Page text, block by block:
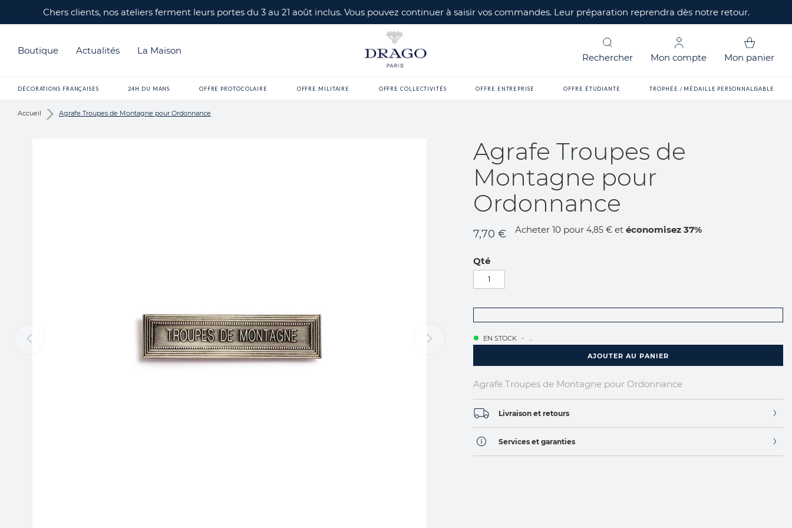
Chers clients, nos ateliers ferment leurs portes du 3 au 21 août inclus. Vous pouvez continuer à saisir vos commandes. Leur préparation reprendra dès notre retour.
Boutique
DÉCORATIONS FRANÇAISES 24H DU MANS OFFRE PROTOCOLAIRE OFFRE MILITAIRE OFFRE COLLECTIVITÉS OFFRE ENTREPRISE OFFRE ÉTUDIANTE TROPHÉE / MÉDAILLE PERSONNALISABLE
Actualités La Maison
Rechercher Mon compte Mon panier
Accueil Agrafe Troupes de Montagne pour Ordonnance
Agrafe Troupes de
Montagne pour
Ordonnance
7,70 € Acheter 10 pour4,85 € etéconomisez 37%
Qté
EN STOCK
AJOUTER AU PANIER
Agrafe Troupes de Montagne pour Ordonnance
Livraison et retours
Services et garanties